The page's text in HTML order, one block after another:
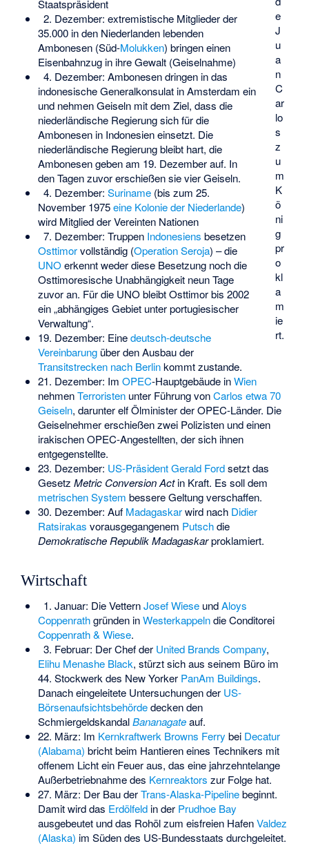
e
J
u
a
n
C
ar
lo
s
z
u
m
K
ö
ni
g
pr
o
kl
a
m
ie
rt.
Staatspräsident
2. Dezember: extremistische Mitglieder der
35.000 in den Niederlanden lebenden
Ambonesen (Süd-Molukken) bringen einen
Eisenbahnzug in ihre Gewalt (Geiselnahme)
4. Dezember: Ambonesen dringen in das
indonesische Generalkonsulat in Amsterdam ein
und nehmen Geiseln mit dem Ziel, dass die
niederländische Regierung sich für die
Ambonesen in Indonesien einsetzt. Die
niederländische Regierung bleibt hart, die
Ambonesen geben am 19. Dezember auf. In
den Tagen zuvor erschießen sie vier Geiseln.
4. Dezember: Suriname(bis zum 25.
November 1975eine Kolonie der Niederlande)
wird Mitglied der Vereinten Nationen
7. Dezember: Truppen Indonesiens besetzen
Osttimorvollständig (Operation Seroja) – die
UNOerkennt weder diese Besetzung noch die
Osttimoresische Unabhängigkeit neun Tage
zuvor an. Für die UNO bleibt Osttimor bis 2002
ein „abhängiges Gebiet unter portugiesischer
Verwaltung“.
19. Dezember: Einedeutsch-deutsche
Vereinbarungüber den Ausbau der
Transitstrecken nach Berlinkommt zustande.
21. Dezember: Im OPEC-Hauptgebäude inWien
nehmenTerroristenunter Führung vonCarlos etwa 70
Geiseln, darunter elf Ölminister der OPEC-Länder. Die
Geiselnehmer erschießen zwei Polizisten und einen
irakischen OPEC-Angestellten, der sich ihnen
entgegenstellte.
23. Dezember: US-Präsident Gerald Fordsetzt das
Gesetz Metric Conversion Actin Kraft. Es soll dem
metrischen System bessere Geltung verschaffen.
30. Dezember: Auf Madagaskarwird nach Didier
Ratsirakas vorausgegangenem Putschdie
Demokratische Republik Madagaskarproklamiert.
Wirtschaft
1. Januar: Die VetternJosef WieseundAloys
Coppenrathgründen inWesterkappelndie Conditorei
Coppenrath & Wiese.
3. Februar: Der Chef der United Brands Company,
Elihu Menashe Black, stürzt sich aus seinem Büro im
44. Stockwerk des New Yorker PanAm Buildings.
Danach eingeleitete Untersuchungen der US-
Börsenaufsichtsbehördedecken den
SchmiergeldskandalBananagateauf.
22. März: Im Kernkraftwerk Browns Ferry bei Decatur
(Alabama) bricht beim Hantieren eines Technikers mit
offenem Licht ein Feuer aus, das eine jahrzehntelange
Außerbetriebnahme des Kernreaktors zur Folge hat.
27. März: Der Bau derTrans-Alaska-Pipelinebeginnt.
Damit wird das Erdölfeldin der Prudhoe Bay
ausgebeutet und das Rohöl zum eisfreien HafenValdez
(Alaska) im Süden des US-Bundesstaats durchgeleitet.